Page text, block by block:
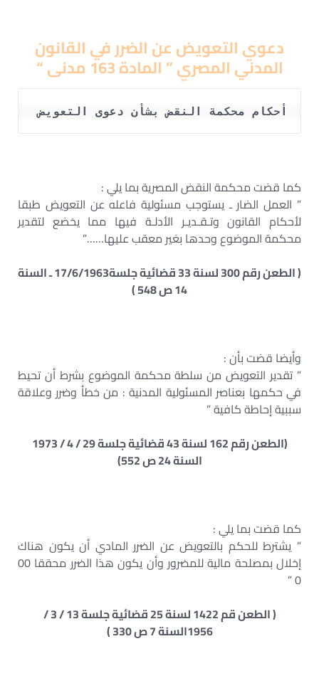
دعوي التعويض عن الضرر في القانون
المدني المصري ” المادة 163 مدنى “
أحكام محكمة النقض بشأن دعوى التعويض
كما قضت محكمة النقض المصرية بما يلي :
” العمل الضار ـ يستوجب مسئولية فاعله عن التعويض طبقا
لأحكام القانون وتـقـديـر الأدلـة فيها مما يخضع لتقدير
محكمة الموضوع وحدها بغير معقب عليها……”
( الطعن رقم 300 لسنة 33 قضائية جلسة17/6/1963 ـ السنة
14 ص 548 )
وأيضا قضت بأن :
” تقدير التعويض من سلطة محكمة الموضوع بشرط أن تحيط
في حكمها بعناصر المسئولية المدنية : من خطأ وضرر وعلاقة
سببية إحاطة كافية ”
(الطعن رقم 162 لسنة 43 قضائية جلسة 29 / 4 / 1973
السنة 24 ص 552)
كما قضت بما يلي :
” يشترط للحكم بالتعويض عن الضرر المادي أن يكون هناك
إخلال بمصلحة مالية للمضرور وأن يكون هذا الضرر محققا 00
0 ”
( الطعن قم 1422 لسنة 25 قضائية جلسة 13 / 3 /
1956السنة 7 ص 330 )